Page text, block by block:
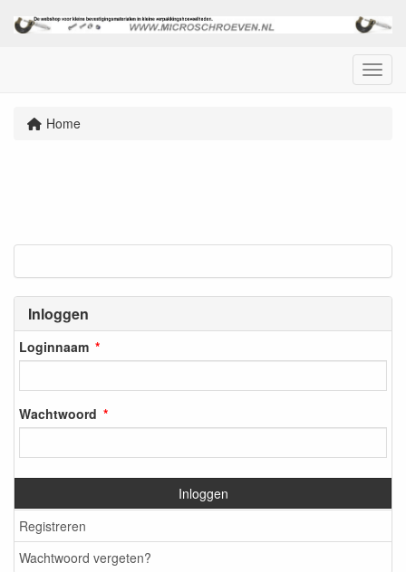
Menu
Inloggen
Loginnaam
Wachtwoord
Inloggen
Registreren
Wachtwoord vergeten?
Home